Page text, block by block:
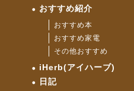
おすすめ紹介
おすすめ本
おすすめ家電
その他おすすめ
iHerb(アイハーブ)
日記